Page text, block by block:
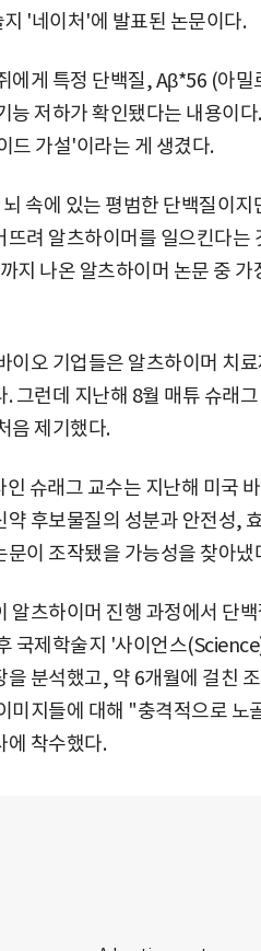
'네이처'에 발표된 논문이다.
에게 특정 단백질, Aβ*56 (아
능 저하가 확인됐다는 내용이다
드 가설'이라는 게 생겼다.
속에 있는 평범한 단백질이
뜨려 알츠하이머를 일으킨다는
지 나온 알츠하이머 논문 중
이오 기업들은 알츠하이머 치
그런데 지난해 8월 매튜 슈래
음 제기했다.
슈래그 교수는 지난해 미국
약 후보물질의 성분과 안전성,
문이 조작됐을 가능성을 찾아냈
알츠하이머 진행 과정에서 단
국제학술지 '사이언스
을 분석했고, 약 6개월에 걸친
미지들에 대해 "충격적으로 노
에 착수했다.